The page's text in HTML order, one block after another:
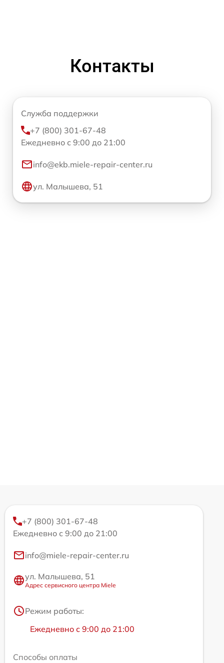
Контакты
Служба поддержки
+7 (800) 301-67-48
Ежедневно с 9:00 до 21:00
info@ekb.miele-repair-center.ru
ул. Малышева, 51
+7 (800) 301-67-48
Ежедневно с 9:00 до 21:00
info@miele-repair-center.ru
ул. Малышева, 51
Адрес сервисного центра Miele
Режим работы:
Ежедневно с 9:00 до 21:00
Способы оплаты